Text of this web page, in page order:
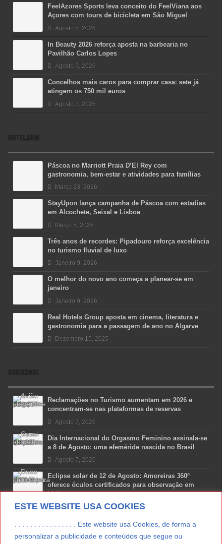
ESTE WEBSITE USA COOKIES
. . . . . . . . . . . . . . . . Este website usa Cookies, de forma a
personalizar a publicidade e conteúdos que segue ou
FeelAzores Sports leva conceito do FeelViana aos
Açores com tours de bicicleta em São Miguel
Agosto 5, 2026
In Beauty 2026 reforça aposta na barbearia no
Pavilhão Carlos Lopes
Agosto 3, 2026
Concelhos mais caros para comprar casa: sete já
atingem os 750 mil euros
Agosto 3, 2026
HOTELARIA
Páscoa no Marriott Praia D’El Rey com
gastronomia, bem-estar e atividades para famílias
Março 23, 2026
StayUpon lança campanha de Páscoa com estadias
em Alcochete, Seixal e Lisboa
Março 6, 2026
Três anos de recordes: Pipadouro reforça excelência
no turismo fluvial de luxo
Janeiro 9, 2026
O melhor do novo ano começa a planear-se em
janeiro
Janeiro 9, 2026
Real Hotels Group aposta em cinema, literatura e
gastronomia para a passagem de ano no Algarve
Dezembro 15, 2025
SOCIEDADE
Reclamações no Turismo aumentam em 2026 e
concentram-se nas plataformas de reservas
Agosto 7, 2026
Dia Internacional do Orgasmo Feminino assinala-se
a 8 de Agosto: uma efeméride nascida no Brasil
Agosto 7, 2026
Eclipse solar de 12 de Agosto: Amoreiras 360º
oferece óculos certificados para observação em
Lisboa
Agosto 7, 2026
Lua Afonso vence prémio internacional de liderança